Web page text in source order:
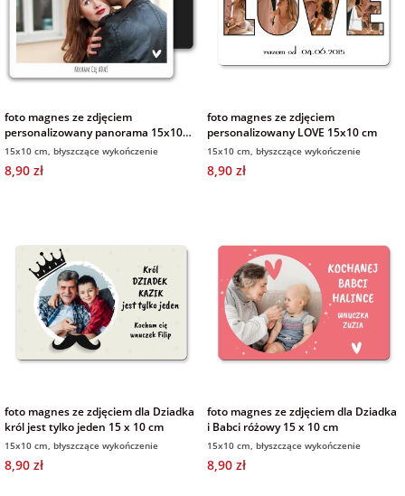
foto magnes ze zdjęciem
personalizowany panorama 15x10
cm
15x10 cm, błyszczące wykończenie
8,90 zł
foto magnes ze zdjęciem
personalizowany LOVE 15x10 cm
15x10 cm, błyszczące wykończenie
8,90 zł
foto magnes ze zdjęciem dla Dziadka
król jest tylko jeden 15 x 10 cm
15x10 cm, błyszczące wykończenie
8,90 zł
foto magnes ze zdjęciem dla Dziadka
i Babci różowy 15 x 10 cm
15x10 cm, błyszczące wykończenie
8,90 zł